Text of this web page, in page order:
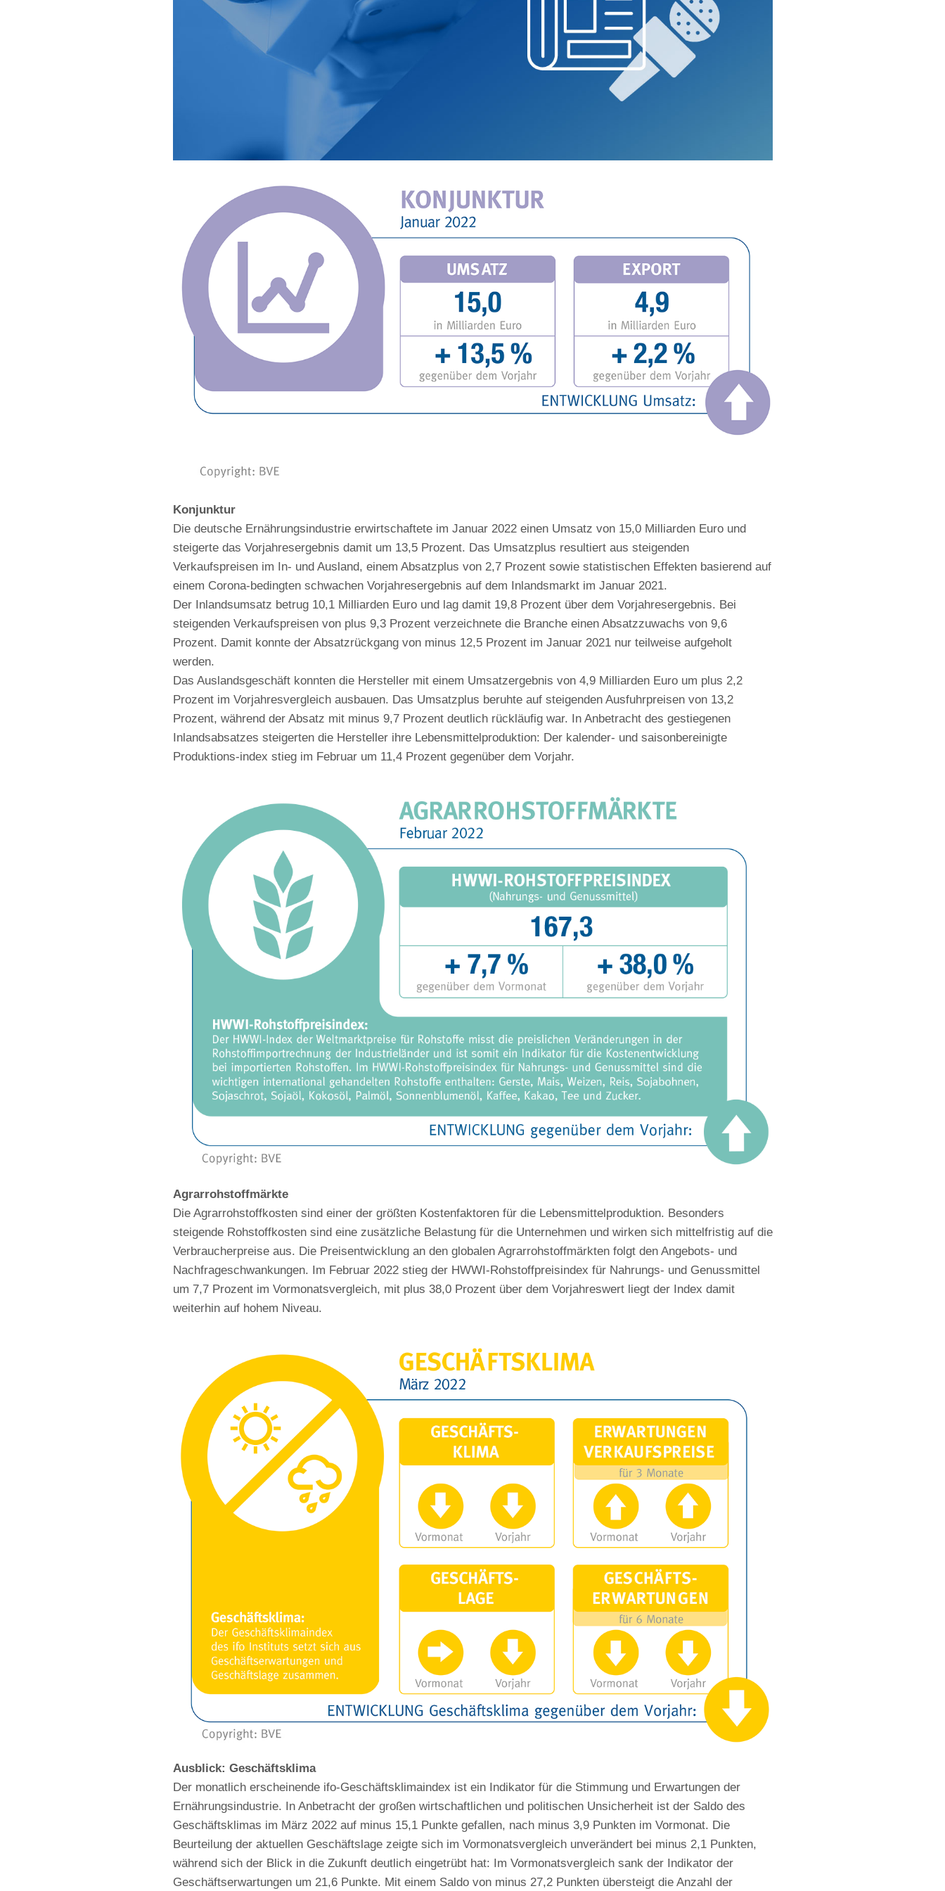
Konjunktur
Die deutsche Ernährungsindustrie erwirtschaftete im Januar 2022 einen Umsatz von 15,0 Milliarden Euro und
steigerte das Vorjahresergebnis damit um 13,5 Prozent. Das Umsatzplus resultiert aus steigenden
Verkaufspreisen im In- und Ausland, einem Absatzplus von 2,7 Prozent sowie statistischen Effekten basierend auf
einem Corona-bedingten schwachen Vorjahresergebnis auf dem Inlandsmarkt im Januar 2021.
Der Inlandsumsatz betrug 10,1 Milliarden Euro und lag damit 19,8 Prozent über dem Vorjahresergebnis. Bei
steigenden Verkaufspreisen von plus 9,3 Prozent verzeichnete die Branche einen Absatzzuwachs von 9,6
Prozent. Damit konnte der Absatzrückgang von minus 12,5 Prozent im Januar 2021 nur teilweise aufgeholt
werden.
Das Auslandsgeschäft konnten die Hersteller mit einem Umsatzergebnis von 4,9 Milliarden Euro um plus 2,2
Prozent im Vorjahresvergleich ausbauen. Das Umsatzplus beruhte auf steigenden Ausfuhrpreisen von 13,2
Prozent, während der Absatz mit minus 9,7 Prozent deutlich rückläufig war. In Anbetracht des gestiegenen
Inlandsabsatzes steigerten die Hersteller ihre Lebensmittelproduktion: Der kalender- und saisonbereinigte
Produktions-index stieg im Februar um 11,4 Prozent gegenüber dem Vorjahr.
Agrarrohstoffmärkte
Die Agrarrohstoffkosten sind einer der größten Kostenfaktoren für die Lebensmittelproduktion. Besonders
steigende Rohstoffkosten sind eine zusätzliche Belastung für die Unternehmen und wirken sich mittelfristig auf die
Verbraucherpreise aus. Die Preisentwicklung an den globalen Agrarrohstoffmärkten folgt den Angebots- und
Nachfrageschwankungen. Im Februar 2022 stieg der HWWI-Rohstoffpreisindex für Nahrungs- und Genussmittel
um 7,7 Prozent im Vormonatsvergleich, mit plus 38,0 Prozent über dem Vorjahreswert liegt der Index damit
weiterhin auf hohem Niveau.
Ausblick: Geschäftsklima
Der monatlich erscheinende ifo-Geschäftsklimaindex ist ein Indikator für die Stimmung und Erwartungen der
Ernährungsindustrie. In Anbetracht der großen wirtschaftlichen und politischen Unsicherheit ist der Saldo des
Geschäftsklimas im März 2022 auf minus 15,1 Punkte gefallen, nach minus 3,9 Punkten im Vormonat. Die
Beurteilung der aktuellen Geschäftslage zeigte sich im Vormonatsvergleich unverändert bei minus 2,1 Punkten,
während sich der Blick in die Zukunft deutlich eingetrübt hat: Im Vormonatsvergleich sank der Indikator der
Geschäftserwartungen um 21,6 Punkte. Mit einem Saldo von minus 27,2 Punkten übersteigt die Anzahl der